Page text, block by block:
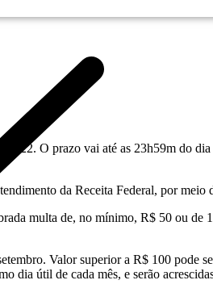
O prazo vai até as 23h59m do
da Receita Federal, por
multa de, no mínimo, R$ 50 ou
Valor superior a R$ 100 pode
dia útil de cada mês, e serão